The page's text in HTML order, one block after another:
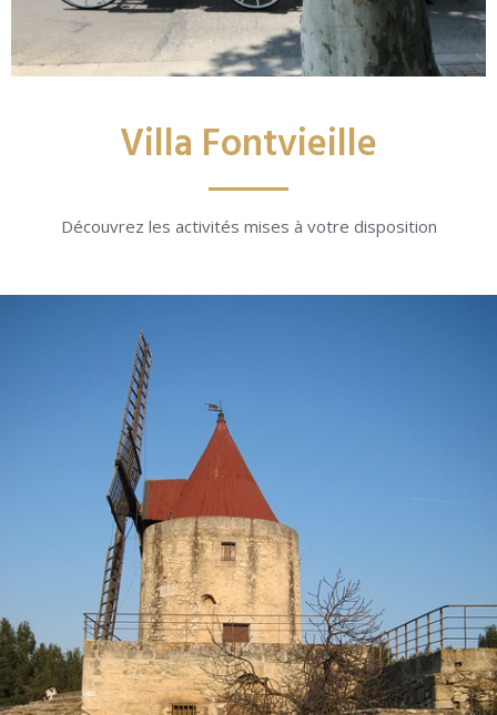
Villa Fontvieille
Découvrez les activités mises à votre disposition